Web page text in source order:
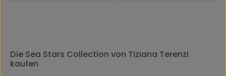
Die Sea Stars Collection von Tiziana Terenzi
kaufen